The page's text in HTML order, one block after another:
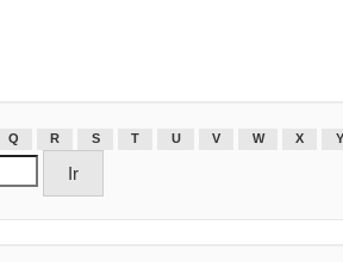
Q R S T U V W X Y